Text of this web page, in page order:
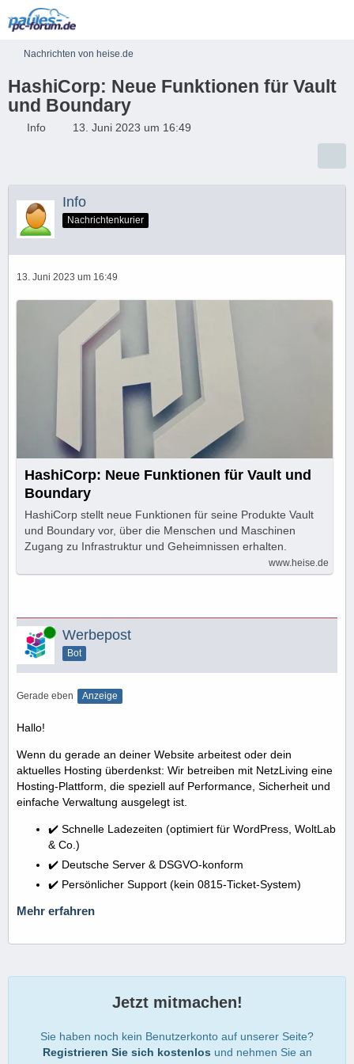
Nachrichten von heise.de
HashiCorp: Neue Funktionen für Vault
und Boundary
Info 13. Juni 2023 um 16:49
Info
Nachrichtenkurier
13. Juni 2023 um 16:49
HashiCorp: Neue Funktionen für Vault und
Boundary
HashiCorp stellt neue Funktionen für seine Produkte Vault
und Boundary vor, über die Menschen und Maschinen
Zugang zu Infrastruktur und Geheimnissen erhalten.
www.heise.de
Online Werbepost
Bot
Gerade eben Anzeige
Hallo!
Wenn du gerade an deiner Website arbeitest oder dein
aktuelles Hosting überdenkst: Wir betreiben mit NetzLiving eine
Hosting-Plattform, die speziell auf Performance, Sicherheit und
einfache Verwaltung ausgelegt ist.
✔️ Schnelle Ladezeiten (optimiert für WordPress, WoltLab
& Co.)
✔️ Deutsche Server & DSGVO-konform
✔️ Persönlicher Support (kein 0815-Ticket-System)
Mehr erfahren
Jetzt mitmachen!
Sie haben noch kein Benutzerkonto auf unserer Seite?
Registrieren Sie sich kostenlos und nehmen Sie an